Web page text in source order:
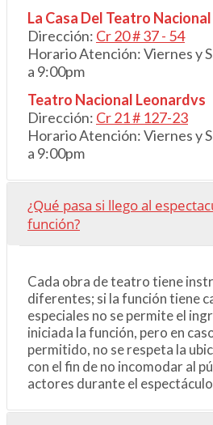
La Casa Del Teatro Nacional
Dirección: Cr 20 # 37- 54
Horario Atención: Viernes y
a 9:00pm
Teatro Nacional Leonardvs
Dirección: Cr 21 # 127-23
Horario Atención: Viernes y
a 9:00pm
¿Qué pasa si llego al
función?
Cada obra de teatro tiene
diferentes; si la función tiene
especiales no se permite el
iniciada la función, pero en
permitido, no se respeta la
con el fin de no incomodar al
actores durante el